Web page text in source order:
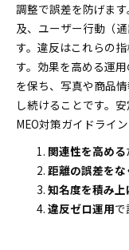
調整で誤差を防げま
及、ユーザー行動（
す。違反はこれらの
す。効果を高める運
を保ち、写真や商品
し続けることです。
MEO対策ガイドライ
関連性を高める
距離の誤差をな
知名度を積み上
違反ゼロ運用